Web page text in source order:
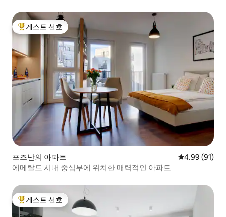
상위 게스트 선호
게스트 선호
포즈난의 아파트 평점 4.99점(5
4.99 (91)
에메랄드 시내 중심부에 위치한 매력적인 아파트
상위 게스트 선호
게스트 선호